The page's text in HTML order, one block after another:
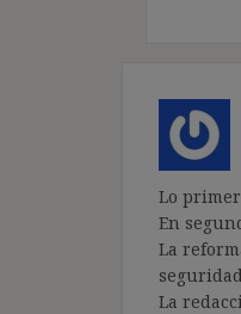
Lo
En
La
La